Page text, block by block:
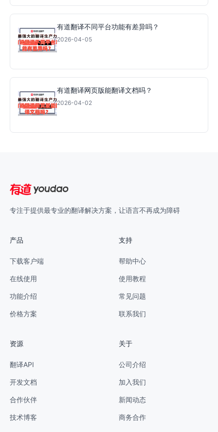
有道翻译不同平台功能有差异吗？
2026-04-05
有道翻译网页版能翻译文档吗？
2026-04-02
专注于提供最专业的翻译解决方案，让语言不再成为障碍
产品
下载客户端
在线使用
功能介绍
价格方案
支持
帮助中心
使用教程
常见问题
联系我们
资源
翻译API
开发文档
合作伙伴
技术博客
关于
公司介绍
加入我们
新闻动态
商务合作